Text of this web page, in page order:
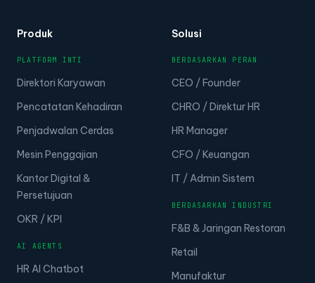
Produk
PLATFORM INTI
Direktori Karyawan
Pencatatan Kehadiran
Penjadwalan Cerdas
Mesin Penggajian
Kantor Digital &
Persetujuan
OKR / KPI
AI AGENTS
HR AI Chatbot
Solusi
BERDASARKAN PERAN
CEO / Founder
CHRO / Direktur HR
HR Manager
CFO / Keuangan
IT / Admin Sistem
BERDASARKAN INDUSTRI
F&B & Jaringan Restoran
Retail
Manufaktur